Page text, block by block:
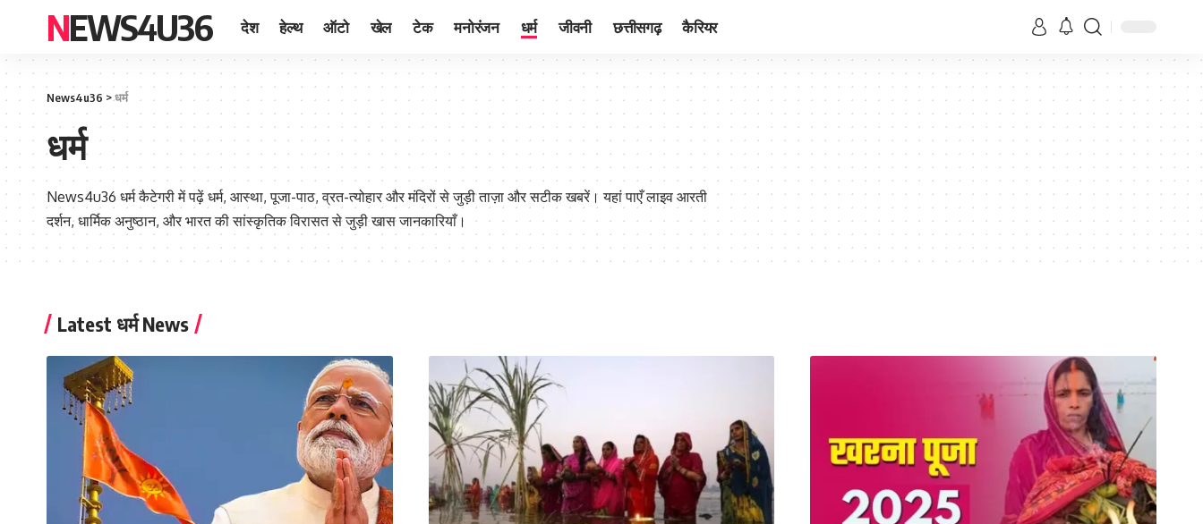
NEWS4U36 देश हेल्थ ऑटो खेल टेक मनोरंजन धर्म जीवनी छत्तीसगढ़ कैरियर
News4u36 >धर्म
धर्म
News4u36 धर्म कैटेगरी में पढ़ें धर्म, आस्था, पूजा-पाठ, व्रत-त्योहार और मंदिरों से जुड़ी ताज़ा और सटीक खबरें। यहां पाएँ लाइव आरती
दर्शन, धार्मिक अनुष्ठान, और भारत की सांस्कृतिक विरासत से जुड़ी खास जानकारियाँ।
Latest धर्म News